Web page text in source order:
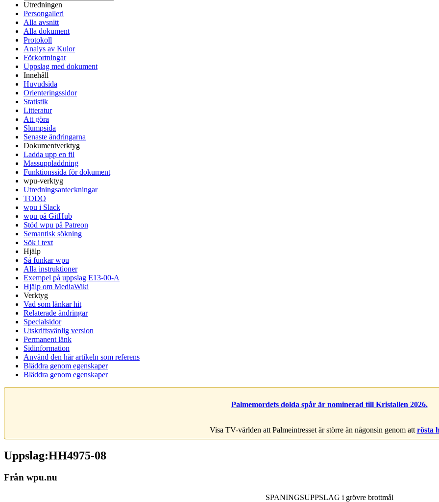
Utredningen
Persongalleri
Alla avsnitt
Alla dokument
Protokoll
Analys av Kulor
Förkortningar
Uppslag med dokument
Innehåll
Huvudsida
Orienteringssidor
Statistik
Litteratur
Att göra
Slumpsida
Senaste ändringarna
Dokumentverktyg
Ladda upp en fil
Massuppladdning
Funktionssida för dokument
wpu-verktyg
Utredningsanteckningar
TODO
wpu i Slack
wpu på GitHub
Stöd wpu på Patreon
Semantisk sökning
Sök i text
Hjälp
Så funkar wpu
Alla instruktioner
Exempel på uppslag E13-00-A
Hjälp om MediaWiki
Verktyg
Vad som länkar hit
Relaterade ändringar
Specialsidor
Utskriftsvänlig version
Permanent länk
Sidinformation
Använd den här artikeln som referens
Bläddra genom egenskaper
Bläddra genom egenskaper
Palmemordets dolda spår är nominerad till Kristallen 2026.
Visa TV-världen att Palmeintresset är större än någonsin genom att rösta
Uppslag:HH4975-08
Från wpu.nu
SPANINGSUPPSLAG i grövre brottmål